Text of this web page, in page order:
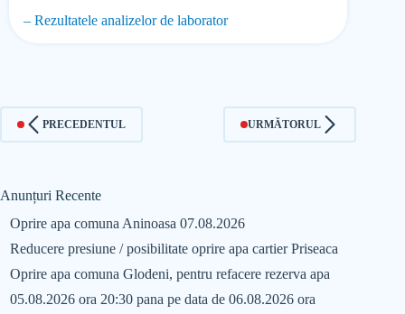
– Rezultatele analizelor de laborator
PRECEDENTUL URMĂTORUL
Anunțuri Recente
Oprire apa comuna Aninoasa 07.08.2026
Reducere presiune / posibilitate oprire apa cartier Priseaca
Oprire apa comuna Glodeni, pentru refacere rezerva apa
05.08.2026 ora 20:30 pana pe data de 06.08.2026 ora